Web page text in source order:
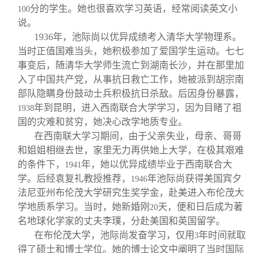
100分的学生。她也很喜欢学习英语，经常阅读英文小
说。
1936年，池际尚以优异成绩考入清华大学物理系。
当时正值国难当头，她积极参加了爱国学生运动。七七
事变后，随清华大学师生流亡到湖南长沙，并在那里加
入了中国共产党，从事抗日救亡工作，她被派到胡宗南
部队隐瞒身份鼓动士兵积极抗日杀敌。后因身份暴露，
1938年到昆明，进入西南联合大学学习，因为目睹了祖
国的灾难和贫穷，她决心改学地质专业。
在西南联大学习期间，由于父亲失业，母亲、哥哥
和姐姐相继去世，家里无力再供她上大学，在极其艰难
的条件下，
1941 年，她以优异成绩毕业于西南联合大
学。后经袁复礼教授推荐，
1946年池际尚获得美国宾夕
法尼亚州布伦茂大学研究生奖学金，赴美进入布伦茂大
学地质系学习。当时，她新婚刚 20天，便和日后成为著
名地球化学家的丈夫李璞，分赴美国和英国留学。
在布伦茂大学，池际尚发奋学习，仅用 3年时间就取
得了硕士和博士学位。她的博士论文中阐明了当时国际